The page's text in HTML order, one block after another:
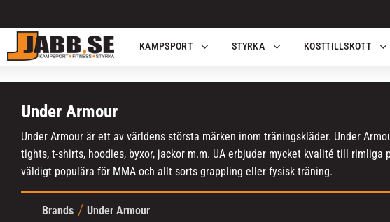
KAMPSPORT
STYRKA KOSTTILLSKOTT
Under Armour
Brands Under Armour
Under Armour är ett av världens största märken inom träningskläder. Under
tights, t-shirts, hoodies, byxor, jackor m.m. UA erbjuder mycket kvalité till
väldigt populära för MMA och allt sorts grappling eller fysisk träning.